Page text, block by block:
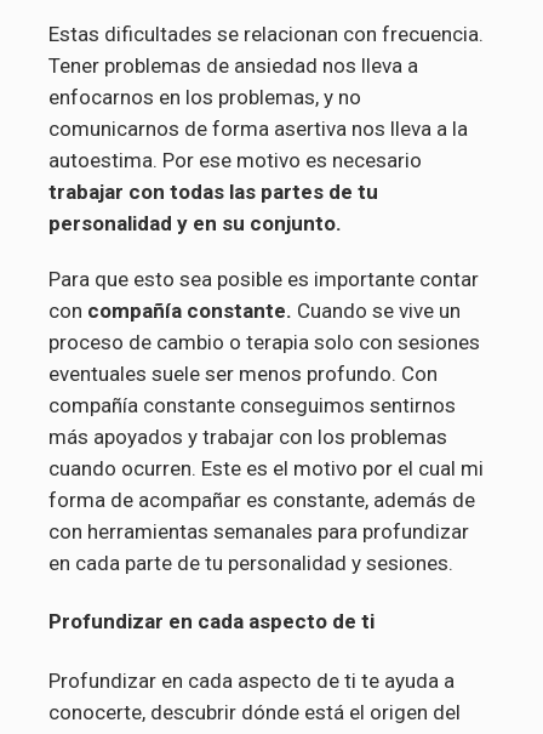
Estas dificultades se relacionan con frecuencia.
Tener problemas de ansiedad nos lleva a
enfocarnos en los problemas, y no
comunicarnos de forma asertiva nos lleva a la
autoestima. Por ese motivo es necesario
trabajar con todas las partes de tu
personalidad y en su conjunto.
Para que esto sea posible es importante contar
con compañía constante. Cuando se vive un
proceso de cambio o terapia solo con sesiones
eventuales suele ser menos profundo. Con
compañía constante conseguimos sentirnos
más apoyados y trabajar con los problemas
cuando ocurren. Este es el motivo por el cual mi
forma de acompañar es constante, además de
con herramientas semanales para profundizar
en cada parte de tu personalidad y sesiones.
Profundizar en cada aspecto de ti
Profundizar en cada aspecto de ti te ayuda a
conocerte, descubrir dónde está el origen del